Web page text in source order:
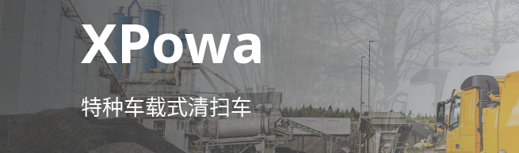
XPowa
特种车载式清扫车
XPowa
特种车载式清扫车